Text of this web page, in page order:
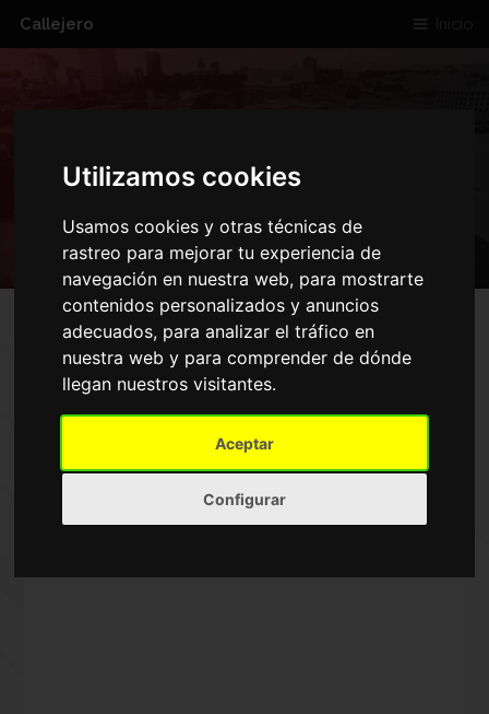
Utilizamos cookies
Usamos cookies y otras técnicas de
rastreo para mejorar tu experiencia de
navegación en nuestra web, para mostrarte
contenidos personalizados y anuncios
adecuados, para analizar el tráfico en
nuestra web y para comprender de dónde
llegan nuestros visitantes.
Aceptar
Configurar
Callejero Inicio
SUECA